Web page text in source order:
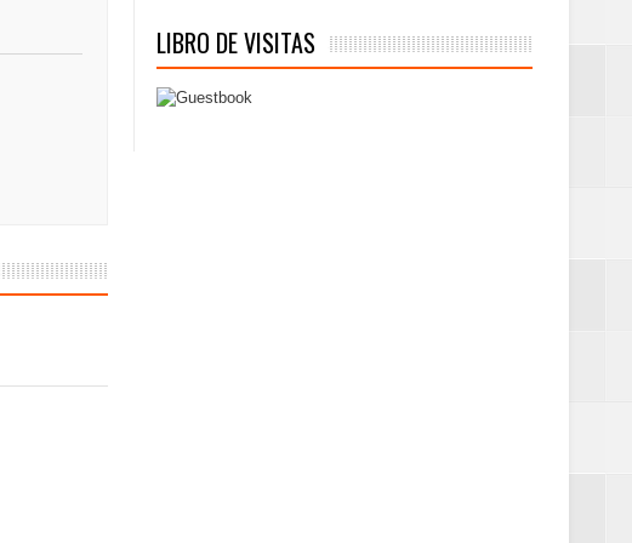
LIBRO DE VISITAS